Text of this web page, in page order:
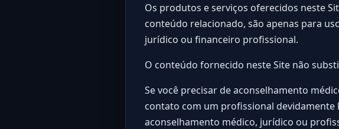
Os produtos e serviços oferecidos neste
conteúdo relacionado, são apenas para
jurídico ou financeiro profissional.
O conteúdo fornecido neste Site não
Se você precisar de aconselhamento
contato com um profissional devidamente
aconselhamento médico, jurídico ou